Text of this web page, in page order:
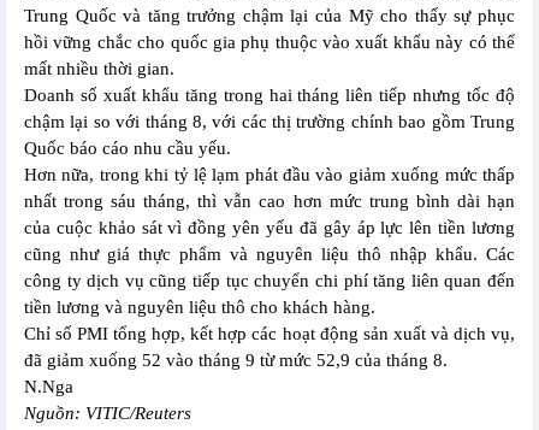
Trung Quốc và tăng trưởng chậm lại của Mỹ cho thấy sự phục
hồi vững chắc cho quốc gia phụ thuộc vào xuất khẩu này có thể
mất nhiều thời gian.
Doanh số xuất khẩu tăng trong hai tháng liên tiếp nhưng tốc độ
chậm lại so với tháng 8, với các thị trường chính bao gồm Trung
Quốc báo cáo nhu cầu yếu.
Hơn nữa, trong khi tỷ lệ lạm phát đầu vào giảm xuống mức thấp
nhất trong sáu tháng, thì vẫn cao hơn mức trung bình dài hạn
của cuộc khảo sát vì đồng yên yếu đã gây áp lực lên tiền lương
cũng như giá thực phẩm và nguyên liệu thô nhập khẩu. Các
công ty dịch vụ cũng tiếp tục chuyển chi phí tăng liên quan đến
tiền lương và nguyên liệu thô cho khách hàng.
Chỉ số PMI tổng hợp, kết hợp các hoạt động sản xuất và dịch vụ,
đã giảm xuống 52 vào tháng 9 từ mức 52,9 của tháng 8.
N.Nga
Nguồn: VITIC/Reuters